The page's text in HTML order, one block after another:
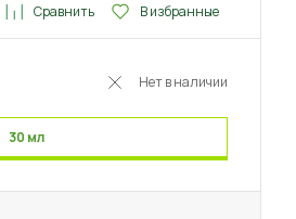
Сравнить В избранные
Нет в наличии
30 мл